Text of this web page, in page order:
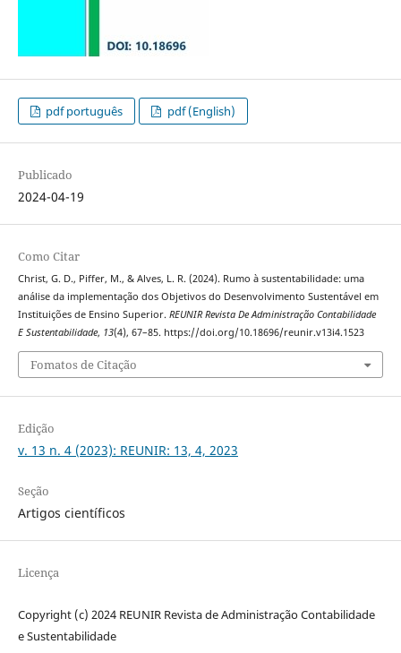
pdf português pdf (English)
Publicado
2024-04-19
Como Citar
Christ, G. D., Piffer, M., & Alves, L. R. (2024). Rumo à sustentabilidade: uma
análise da implementação dos Objetivos do Desenvolvimento Sustentável em
Instituições de Ensino Superior. REUNIR Revista De Administração Contabilidade
E Sustentabilidade, 13(4), 67–85. https://doi.org/10.18696/reunir.v13i4.1523
Fomatos de Citação
Edição
v. 13 n. 4 (2023): REUNIR: 13, 4, 2023
Seção
Artigos científicos
Licença
Copyright (c) 2024 REUNIR Revista de Administração Contabilidade
e Sustentabilidade